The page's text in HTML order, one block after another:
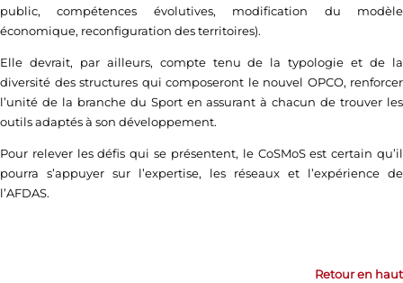
public, compétences évolutives, modification du modèle
économique, reconfiguration des territoires).
Elle devrait, par ailleurs, compte tenu de la typologie et de la
diversité des structures qui composeront le nouvel OPCO, renforcer
l’unité de la branche du Sport en assurant à chacun de trouver les
outils adaptés à son développement.
Pour relever les défis qui se présentent, le CoSMoS est certain qu’il
pourra s’appuyer sur l’expertise, les réseaux et l’expérience de
l’AFDAS.
Retour en haut